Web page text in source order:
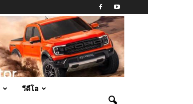
วีดีโอ